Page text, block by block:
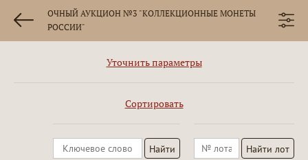
ОЧНЫЙ АУКЦИОН №3 "КОЛЛЕКЦИОННЫЕ МОНЕТЫ
РОССИИ"
Уточнить параметры
Сортировать